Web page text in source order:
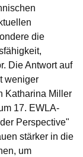
die
Die Antwort auf
weniger
Katharina Miller
17. EWLA-
Perspective"
stärker in die
um